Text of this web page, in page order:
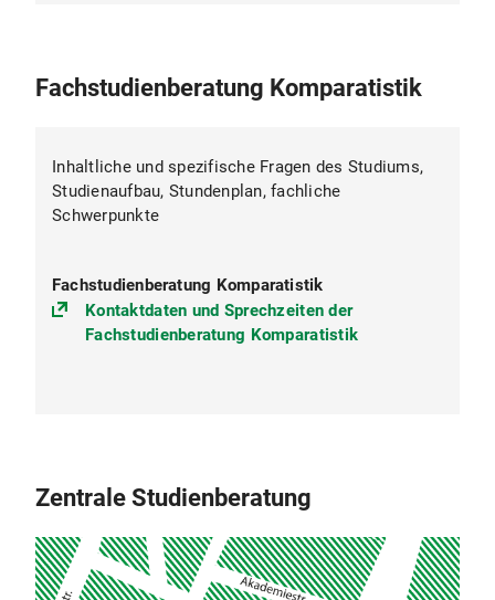
Fachstudienberatung Komparatistik
Inhaltliche und spezifische Fragen des Studiums,
Studienaufbau, Stundenplan, fachliche
Schwerpunkte
Fachstudienberatung Komparatistik
Kontaktdaten und Sprechzeiten der
Fachstudienberatung Komparatistik
Zentrale Studienberatung